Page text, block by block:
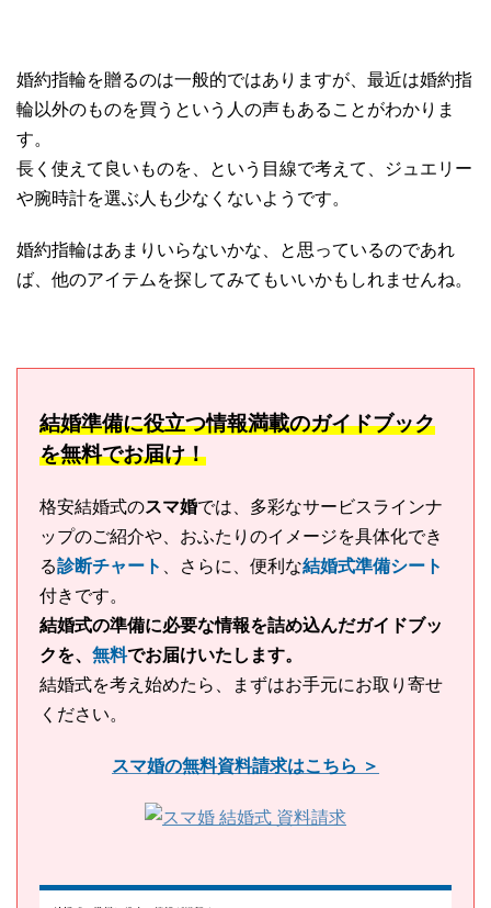
婚約指輪を贈るのは一般的ではありますが、最近は婚約指
輪以外のものを買うという人の声もあることがわかりま
す。
長く使えて良いものを、という目線で考えて、ジュエリー
や腕時計を選ぶ人も少なくないようです。
婚約指輪はあまりいらないかな、と思っているのであれ
ば、他のアイテムを探してみてもいいかもしれませんね。
結婚準備に役立つ情報満載のガイドブック
を無料でお届け！
格安結婚式のスマ婚では、多彩なサービスラインナ
ップのご紹介や、おふたりのイメージを具体化でき
る診断チャート 、さらに、便利な結婚式準備シート
付きです。
結婚式の準備に必要な情報を詰め込んだガイドブッ
クを、 無料でお届けいたします。
結婚式を考え始めたら、まずはお手元にお取り寄せ
ください。
スマ婚の無料資料請求はこちら ＞